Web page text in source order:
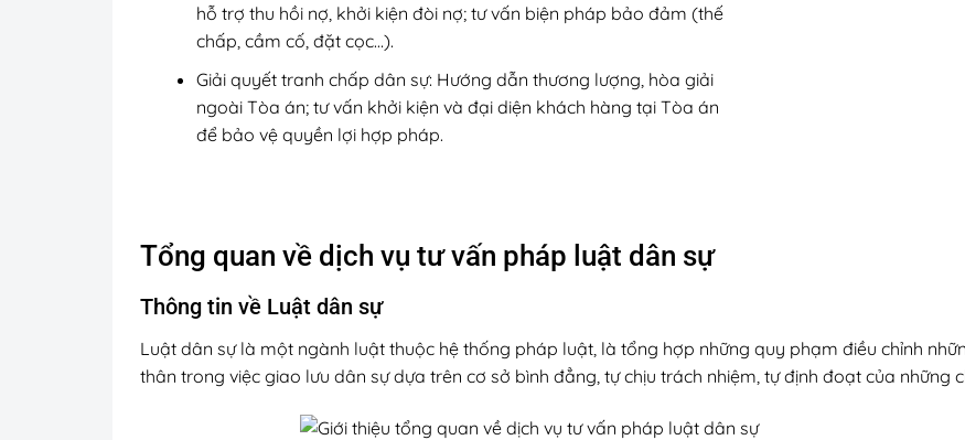
hỗ trợ thu hồi nợ, khởi kiện đòi nợ; tư vấn biện pháp bảo đảm (thế
chấp, cầm cố, đặt cọc…).
Giải quyết tranh chấp dân sự: Hướng dẫn thương lượng, hòa giải
ngoài Tòa án; tư vấn khởi kiện và đại diện khách hàng tại Tòa án
để bảo vệ quyền lợi hợp pháp.
Tổng quan về dịch vụ tư vấn pháp luật dân sự
Thông tin về Luật dân sự
Luật dân sự là một ngành luật thuộc hệ thống pháp luật, là tổng hợp những quy phạm điều chỉnh
thân trong việc giao lưu dân sự dựa trên cơ sở bình đẳng, tự chịu trách nhiệm, tự định đoạt của những